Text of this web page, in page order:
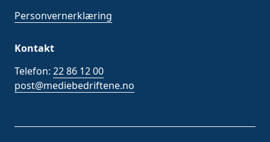
Personvernerklæring
Kontakt
Telefon: 22 86 12 00
post@mediebedriftene.no